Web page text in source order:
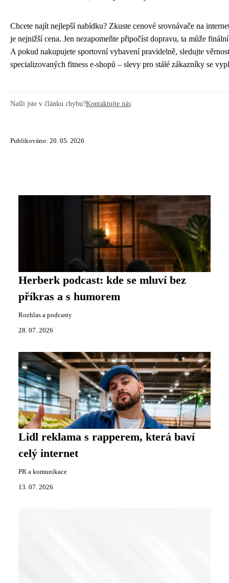
Chcete najít nejlepší nabídku? Zkuste cenové srovnávače na
je nejnižší cena. Jen nezapomeňte připočíst dopravu, ta může
A pokud nakupujete sportovní vybavení pravidelně, sledujte
specializovaných fitness e-shopů – slevy pro stálé zákazníky se
Našli jste v článku chybu?Kontaktujte nás
Publikováno: 20. 05. 2026
Herberk podcast: kde se mluví bez
příkras a s humorem
Rozhlas a podcasty
28. 07. 2026
Lidl reklama s rapperem, která baví
celý internet
PR a komunikace
13. 07. 2026